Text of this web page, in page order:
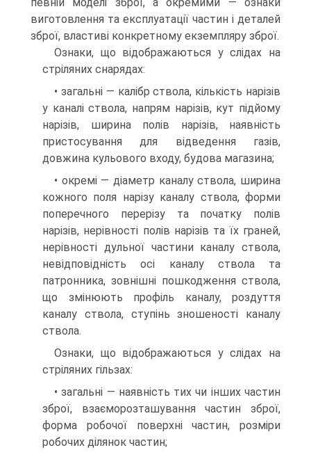
виготовлення та експлуатації частин і деталей
зброї, властиві конкретному екземпляру зброї.
Ознаки, що відображаються у слідах на
стріляних снарядах:
• загальні — калібр ствола, кількість нарізів
у каналі ствола, напрям нарізів, кут підйому
нарізів, ширина полів нарізів, наявність
пристосування для відведення газів,
довжина кульового входу, будова магазина;
• окремі — діаметр каналу ствола, ширина
кожного поля нарізу каналу ствола, форми
поперечного перерізу та початку полів
нарізів, нерівності полів нарізів та їх граней,
нерівності дульної частини каналу ствола,
невідповідність осі каналу ствола та
патронника, зовнішні пошкодження ствола,
що змінюють профіль каналу, роздуття
каналу ствола, ступінь зношеності каналу
ствола.
Ознаки, що відображаються у слідах на
стріляних гільзах:
• загальні — наявність тих чи інших частин
зброї, взаєморозташування частин зброї,
форма робочої поверхні частин, розміри
робочих ділянок частин;